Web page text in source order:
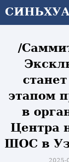
СИНЬХУА
СИНЬХУА
/
этапом
в
Центра
ШОС в
2025-